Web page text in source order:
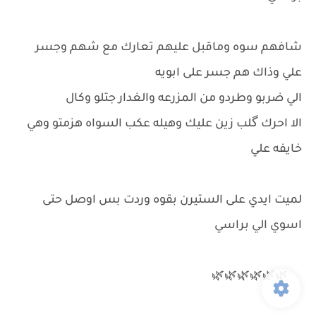
شافهم سوه وماقبل عليهم تعارك مع شهم وجسر
علي وذاك هم جسر على ابويه
الي ضربو وطردو من المزرعه والغدار جتلو وكال
الا احرك گلب زين عليك وهيله عكب السواه هزمتو وهي
خايفه علي
لميت ايدي على الستيرن بقوه وردت بس اوصل حتى
اسوي الي براسي
🌿🌿🌿🌿🌿🌿